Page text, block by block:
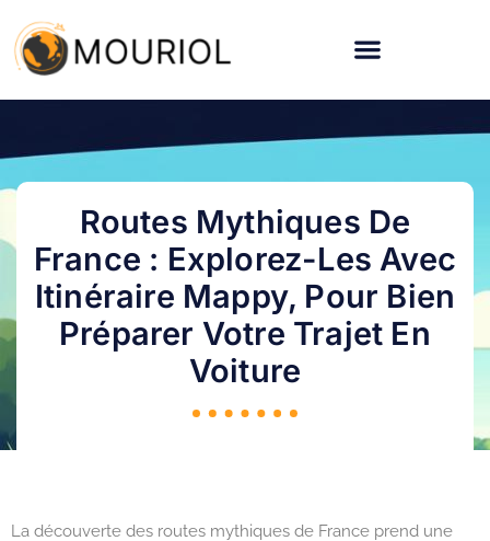
Routes Mythiques De
France : Explorez-Les Avec
Itinéraire Mappy, Pour Bien
Préparer Votre Trajet En
Voiture
La découverte des routes mythiques de France prend une